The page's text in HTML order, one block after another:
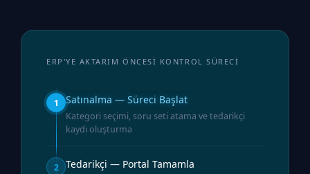
ERP'YE AKTARIM ÖNCESİ KONTROL SÜRECİ
1 Satınalma — Süreci Başlat
Kategori seçimi, soru seti atama ve tedarikçi
kaydı oluşturma
2 Tedarikçi — Portal Tamamla